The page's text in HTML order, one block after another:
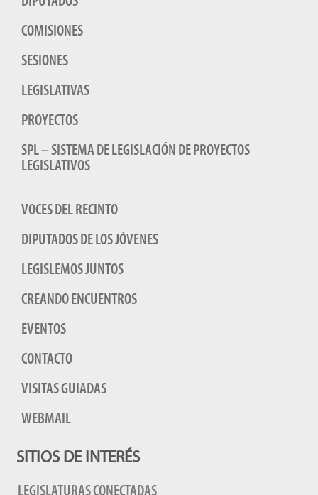
COMISIONES
SESIONES
LEGISLATIVAS
PROYECTOS
SPL – SISTEMA DE LEGISLACIÓN DE PROYECTOS
LEGISLATIVOS
VOCES DEL RECINTO
DIPUTADOS DE LOS JÓVENES
LEGISLEMOS JUNTOS
CREANDO ENCUENTROS
EVENTOS
CONTACTO
VISITAS GUIADAS
WEBMAIL
SITIOS DE INTERÉS
LEGISLATURAS CONECTADAS